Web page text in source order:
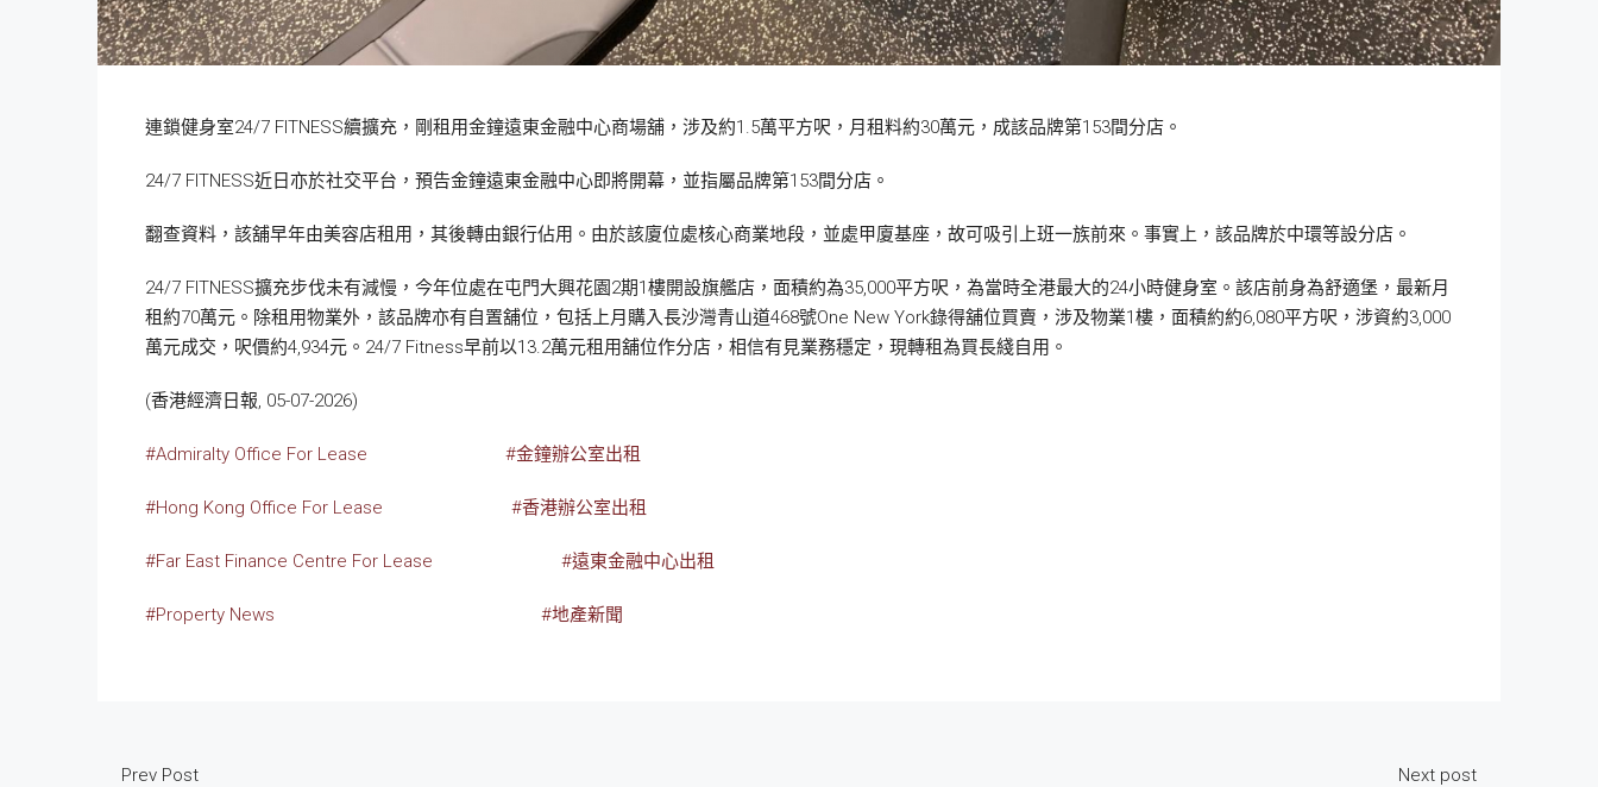
連鎖健身室24/7 FITNESS續擴充，剛租用金鐘遠東金融中心商場舖，涉及約1.5萬平方呎，月租料約30萬元，成該品牌第153間分店。
24/7 FITNESS近日亦於社交平台，預告金鐘遠東金融中心即將開幕，並指屬品牌第153間分店。
翻查資料，該舖早年由美容店租用，其後轉由銀行佔用。由於該廈位處核心商業地段，並處甲廈基座，故可吸引上班一族前來。事實上，該品牌於中環等設分店。
24/7 FITNESS擴充步伐未有減慢，今年位處在屯門大興花園2期1樓開設旗艦店，面積約為35,000平方呎，為當時全港最大的24小時健身室。該店前身為舒適堡，最新月
租約70萬元。除租用物業外，該品牌亦有自置舖位，包括上月購入長沙灣青山道468號One New York錄得舖位買賣，涉及物業1樓，面積約約6,080平方呎，涉資約3,000
萬元成交，呎價約4,934元。24/7 Fitness早前以13.2萬元租用舖位作分店，相信有見業務穩定，現轉租為買長綫自用。
(香港經濟日報, 05-07-2026)
#Admiralty Office For Lease #金鐘辦公室出租
#Hong Kong Office For Lease #香港辦公室出租
#Far East Finance Centre For Lease #遠東金融中心出租
#Property News #地產新聞
Prev Post
Next post